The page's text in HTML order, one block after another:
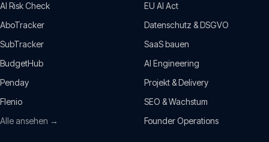
AI Risk Check
AboTracker
SubTracker
BudgetHub
Penday
Flenio
Alle ansehen →
EU AI Act
Datenschutz & DSGVO
SaaS bauen
AI Engineering
Projekt & Delivery
SEO & Wachstum
Founder Operations